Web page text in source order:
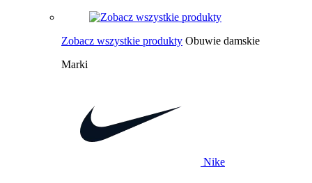
Zobacz wszystkie produkty Obuwie damskie
Marki
Nike